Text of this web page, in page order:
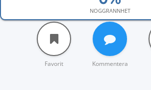
NOGGRANNHET
Favorit Kommentera